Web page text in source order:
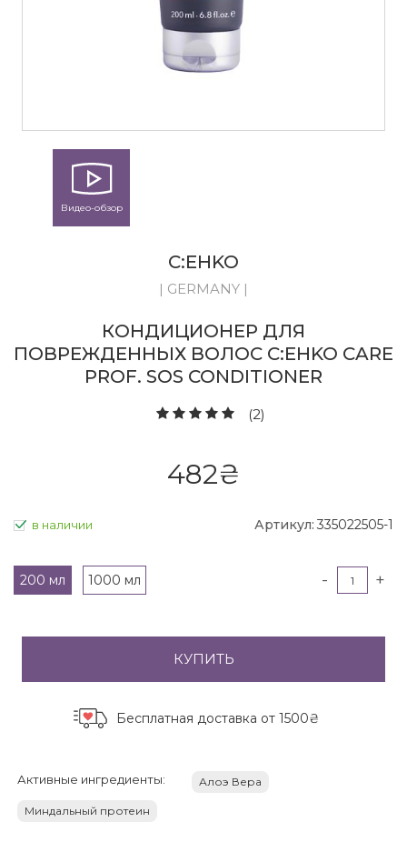
Видео-обзор
C:EHKO
| GERMANY |
КОНДИЦИОНЕР ДЛЯ
ПОВРЕЖДЕННЫХ ВОЛОС C:EHKO CARE
PROF. SOS CONDITIONER
(2)
482₴
в наличии Артикул: 335022505-1
200 мл 1000 мл - +
КУПИТЬ
Бесплатная доставка от 1500₴
Активные ингредиенты: Алоэ Вера
Миндальный протеин